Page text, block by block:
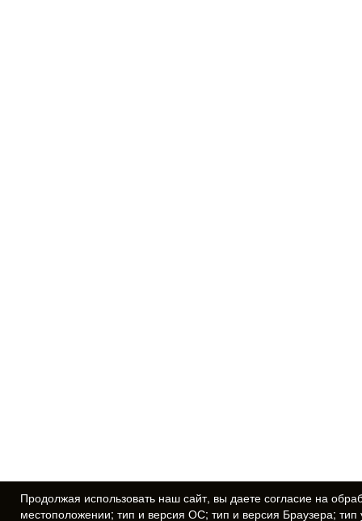
Продолжая использовать наш сайт, вы даете согласие на
местоположении; тип и версия ОС; тип и версия Браузера;